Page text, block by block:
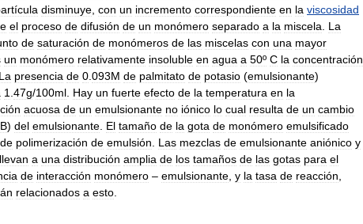
disminuye con un incremento correspondiente en la viscosidad
el proceso de difusión de un monómero separado a la miscela
La
de saturación de monómeros de las miscelas con una mayor
un monómero relativamente insoluble en agua a 50º C la concentración
La presencia de 0 093M de palmitato de potasio (emulsionante)
1 47g/100ml Hay un fuerte efecto de la temperatura en la
acuosa de un emulsionante no iónico lo cual resulta de un cambio
) del emulsionante El tamaño de la gota de monómero emulsificado
de polimerización de emulsión Las mezclas de emulsionante aniónico y
llevan a una distribución amplia de los tamaños de las gotas para el
de interacción monómero – emulsionante y la tasa de reacción
relacionados a esto